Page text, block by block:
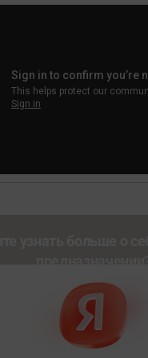
с другими нашими
по промокоду